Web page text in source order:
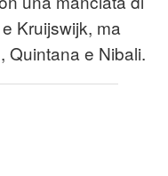
Kruijswijk, ma
Quintana e Nibali.